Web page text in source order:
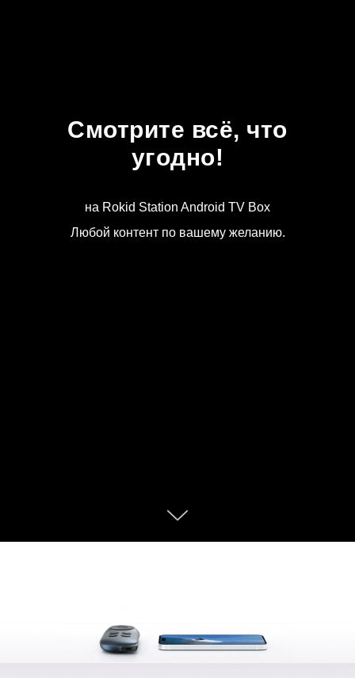
Смотрите всё, что
угодно!
на Rokid Station Android TV Box
Любой контент по вашему желанию.